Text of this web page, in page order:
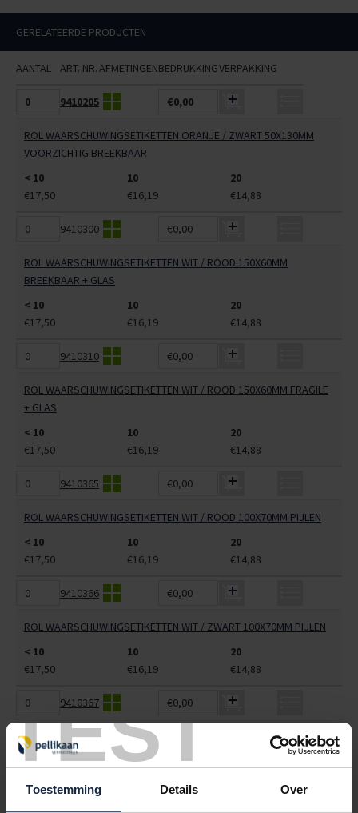
TEST
Toestemming Details Over
GERELATEERDE PRODUCTEN
AANTAL ART. NR.AFMETINGENBEDRUKKINGVERPAKKING
9410205 €0,00
ROL WAARSCHUWINGSETIKETTEN ORANJE / ZWART 50X130MM
VOORZICHTIG BREEKBAAR
< 10
10
20
€17,50
€16,19 €14,88
9410300 €0,00
ROL WAARSCHUWINGSETIKETTEN WIT / ROOD 150X60MM
BREEKBAAR + GLAS
< 10
10
20
€17,50
€16,19 €14,88
9410310 €0,00
ROL WAARSCHUWINGSETIKETTEN WIT / ROOD 150X60MM FRAGILE
+ GLAS
< 10
10
20
€17,50
€16,19 €14,88
9410365 €0,00
ROL WAARSCHUWINGSETIKETTEN WIT / ROOD 100X70MM PIJLEN
< 10
10
20
€17,50
€16,19 €14,88
9410366 €0,00
ROL WAARSCHUWINGSETIKETTEN WIT / ZWART 100X70MM PIJLEN
< 10
10
20
€17,50
€16,19 €14,88
9410367 €0,00
ROL WAARSCHUWINGSETIKETTEN WIT / ROOD 100X70MM PARAPLU
< 10
10